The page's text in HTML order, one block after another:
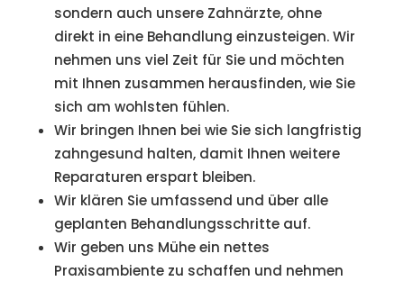
sondern auch unsere Zahnärzte, ohne
direkt in eine Behandlung einzusteigen. Wir
nehmen uns viel Zeit für Sie und möchten
mit Ihnen zusammen herausfinden, wie Sie
sich am wohlsten fühlen.
Wir bringen Ihnen bei wie Sie sich langfristig
zahngesund halten, damit Ihnen weitere
Reparaturen erspart bleiben.
Wir klären Sie umfassend und über alle
geplanten Behandlungsschritte auf.
Wir geben uns Mühe ein nettes
Praxisambiente zu schaffen und nehmen